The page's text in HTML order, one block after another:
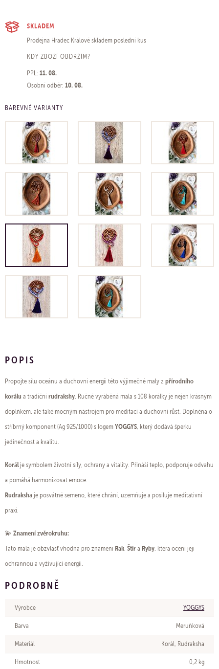
SKLADEM
Prodejna Hradec Královéskladem poslední kus
KDY ZBOŽÍ OBDRŽÍM?
PPL: 11. 08.
Osobní odběr: 10. 08.
BAREVNÉ VARIANTY
POPIS
Propojte sílu oceánu a duchovní energii této výjimečné maly z přírodního
korálu a tradičnírudrakshy. Ručně vyráběná mala s 108 korálky je nejen krásným
doplňkem, ale také mocným nástrojem pro meditaci a duchovní růst. Doplněna o
stříbrný komponent (Ag 925/1000) s logemYOGGYS, který dodává šperku
jedinečnost a kvalitu.
Korálje symbolem životní síly, ochrany a vitality. Přináší teplo, podporuje odvahu
a pomáhá harmonizovat emoce.
Rudraksha je posvátné semeno, které chrání, uzemňuje a posiluje meditativní
praxi.
💫 Znamení zvěrokruhu:
Tato mala je obzvlášť vhodná pro znamení Rak, Štíra Ryby, která ocení její
ochrannou a vyživující energii.
PODROBNĚ
Výrobce YOGGYS
Barva Meruňková
Materiál Korál, Rudraksha
Hmotnost 0,2 kg